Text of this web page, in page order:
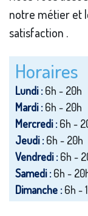
notre métier et
satisfaction .
Horaires
Lundi :6h - 20h
Mardi :6h - 20h
Mercredi :6h -
Jeudi :6h - 20h
Vendredi :6h -
Samedi :6h -
Dimanche :6h -